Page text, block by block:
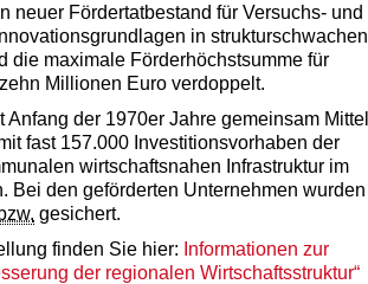
neuer Fördertatbestand für Versuchs- und
in strukturschwachen
die maximale Förderhöchstsumme für
Millionen Euro verdoppelt.
der 1970er Jahre gemeinsam Mittel
fast 157.000 Investitionsvorhaben der
wirtschaftsnahen Infrastruktur im
Bei den geförderten Unternehmen wurden
bzw. gesichert.
finden Sie hier: Informationen zur
der regionalen Wirtschaftsstruktur“